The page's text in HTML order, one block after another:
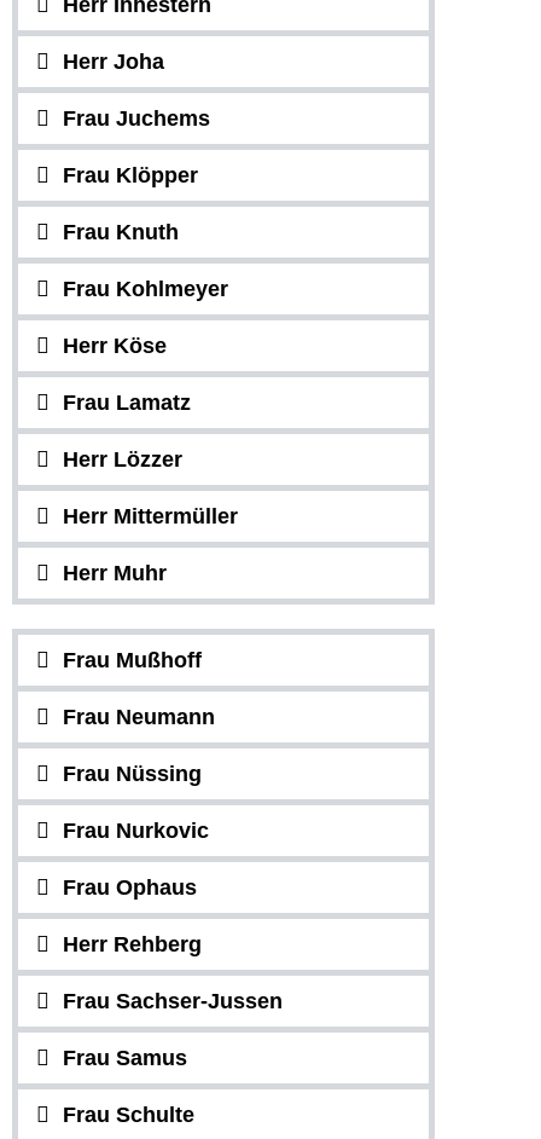
Herr Inhestern
Herr Joha
Frau Juchems
Frau Klöpper
Frau Knuth
Frau Kohlmeyer
Herr Köse
Frau Lamatz
Herr Lözzer
Herr Mittermüller
Herr Muhr
Frau Mußhoff
Frau Neumann
Frau Nüssing
Frau Nurkovic
Frau Ophaus
Herr Rehberg
Frau Sachser-Jussen
Frau Samus
Frau Schulte